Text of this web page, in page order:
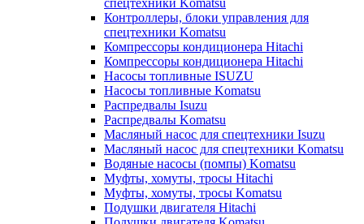
спецтехники Komatsu
Контроллеры, блоки управления для
спецтехники Komatsu
Компрессоры кондиционера Hitachi
Компрессоры кондиционера Hitachi
Насосы топливные ISUZU
Насосы топливные Komatsu
Распредвалы Isuzu
Распредвалы Komatsu
Масляный насос для спецтехники Isuzu
Масляный насос для спецтехники Komatsu
Водяные насосы (помпы) Komatsu
Муфты, хомуты, тросы Hitachi
Муфты, хомуты, тросы Komatsu
Подушки двигателя Hitachi